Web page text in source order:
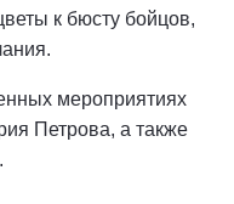
к бюсту бойцов,
мероприятиях
Петрова, а также